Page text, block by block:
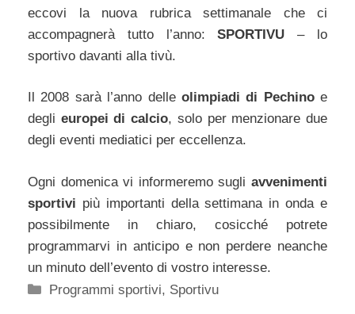
eccovi la nuova rubrica settimanale che ci
accompagnerà tutto l’anno:SPORTIVU – lo
sportivo davanti alla tivù.
Il 2008 sarà l’anno delle olimpiadi di Pechinoe
degli europei di calcio, solo per menzionare due
degli eventi mediatici per eccellenza.
Ogni domenica vi informeremo sugli avvenimenti
sportivi più importanti della settimana in onda e
possibilmente in chiaro, cosicché potrete
programmarvi in anticipo e non perdere neanche
un minuto dell’evento di vostro interesse.
Categorie
Programmi sportivi, Sportivu